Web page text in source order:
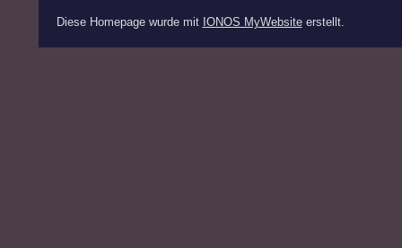
Diese Homepage wurde mit IONOS MyWebsiteerstellt.